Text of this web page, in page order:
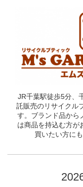
JR千葉駅徒歩5分、
託販売のリサイクル
す。ブランド品から
は商品を持込む方が
買いたい方に